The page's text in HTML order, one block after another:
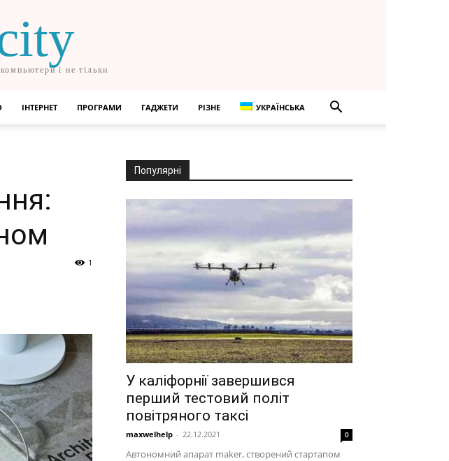
і не тільки
ІНТЕРНЕТ ПРОГРАМИ ГАДЖЕТИ РІЗНЕ УКРАЇНСЬКА
1
Популярні
У каліфорнії завершився
перший тестовий політ
повітряного таксі
maxwelhelp - 22.12.2021 0
Автономний апарат maker, створений стартапом